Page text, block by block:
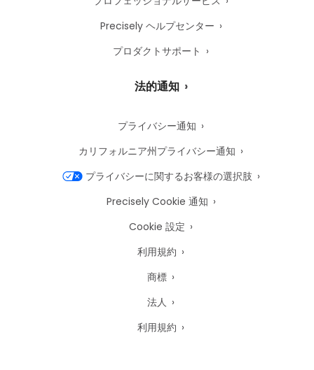
Precisely ヘルプセンター
プロダクトサポート
法的通知
プライバシー通知
カリフォルニア州プライバシー通知
プライバシーに関するお客様の選択肢
Precisely Cookie 通知
Cookie 設定
利用規約
商標
法人
利用規約